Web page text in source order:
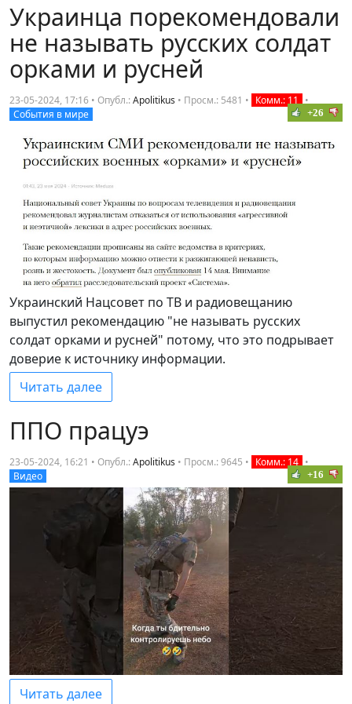
Украинца порекомендовали
не называть русских солдат
орками и русней
23-05-2024, 17:16 • Опубл.:Apolitikus • Просм.: 5481 • Комм.: 11 •
События в мире
+26
Украинский Нацсовет по ТВ и радиовещанию
выпустил рекомендацию "не называть русских
солдат орками и русней" потому, что это подрывает
доверие к источнику информации.
Читать далее
ППО працуэ
23-05-2024, 16:21 • Опубл.:Apolitikus • Просм.: 9645 • Комм.: 14 •
Видео
+16
Читать далее